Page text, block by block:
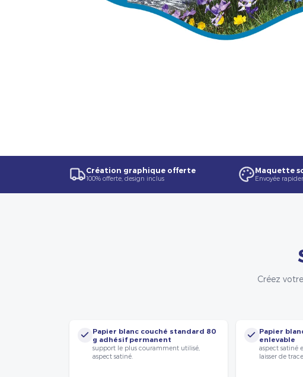
Création graphique offerte
100% offerte, design inclus
Maquette
Envoyée
Créez
Papier blanc couché standard 80
g adhésif permanent
support le plus couramment utilisé,
aspect satiné.
Papier
enlevable
aspect satiné
laisser de